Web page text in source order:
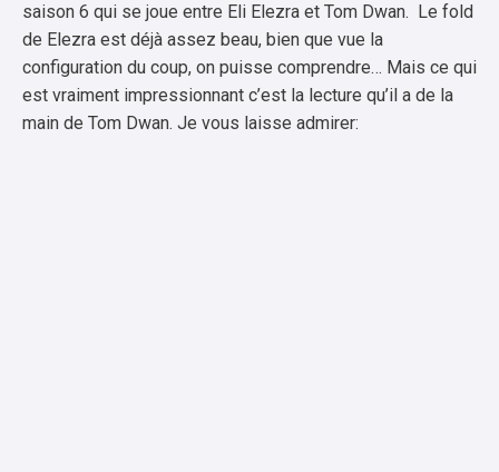
saison 6 qui se joue entre Eli Elezra et Tom Dwan. Le fold
de Elezra est déjà assez beau, bien que vue la
configuration du coup, on puisse comprendre… Mais ce qui
est vraiment impressionnant c’est la lecture qu’il a de la
main de Tom Dwan. Je vous laisse admirer: